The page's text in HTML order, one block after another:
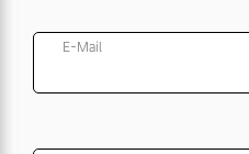
E-Mail